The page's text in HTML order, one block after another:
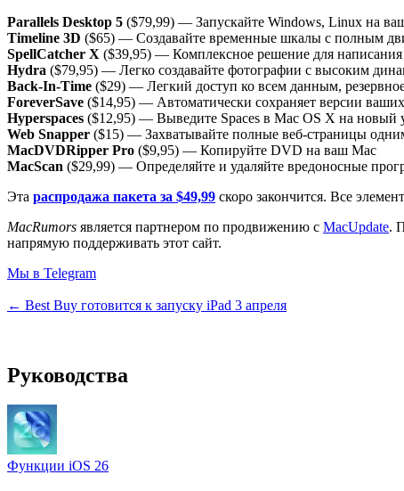
Parallels Desktop 5 ($79,99) — Запускайте Windows, Linux на
Timeline 3D ($65) — Создавайте временные шкалы с полным
SpellCatcher X ($39,95) — Комплексное решение для написания
Hydra ($79,95) — Легко создавайте фотографии с высоким
Back-In-Time ($29) — Легкий доступ ко всем данным,
ForeverSave ($14,95) — Автоматически сохраняет версии
Hyperspaces ($12,95) — Выведите Spaces в Mac OS X на новый
Web Snapper ($15) — Захватывайте полные веб-страницы
MacDVDRipper Pro ($9,95) — Копируйте DVD на ваш Mac
MacScan ($29,99) — Определяйте и удаляйте вредоносные
Эта распродажа пакета за $49,99 скоро закончится. Все
MacRumors является партнером по продвижению с MacUpdate.
напрямую поддерживать этот сайт.
Мы в Telegram
← Best Buy готовится к запуску iPad 3 апреля
Руководства
Функции iOS 26